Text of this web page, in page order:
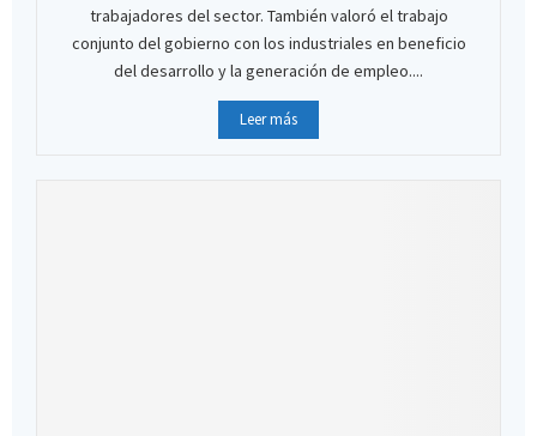
trabajadores del sector. También valoró el trabajo
conjunto del gobierno con los industriales en beneficio
del desarrollo y la generación de empleo....
Leer más